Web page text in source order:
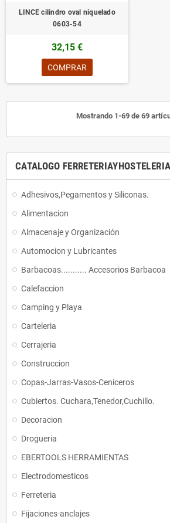
CATALOGO FERRETERIAYHOSTELERIA
Adhesivos,Pegamentos y Siliconas.
Alimentacion
Almacenaje y Organización
Automocion y Lubricantes
Barbacoas........... Accesorios Barbacoa
Calefaccion
Camping y Playa
Carteleria
Cerrajeria
Construccion
Copas-Jarras-Vasos-Ceniceros
Cubiertos. Cuchara,Tenedor,Cuchillo.
Decoracion
Drogueria
EBERTOOLS HERRAMIENTAS
Electrodomesticos
Ferreteria
Fijaciones-anclajes
LINCE cilindro oval niquelado
0603-54
32,15 €
COMPRAR
Mostrando 1-69 de 69